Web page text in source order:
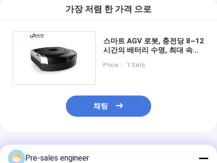
가장 저렴 한 가격 으로
스마트 AGV 로봇, 충전당 8~12
시간의 배터리 수명, 최대 속도
Price： 1 Sets
채팅
추천된 제품
Pre-sales engineer